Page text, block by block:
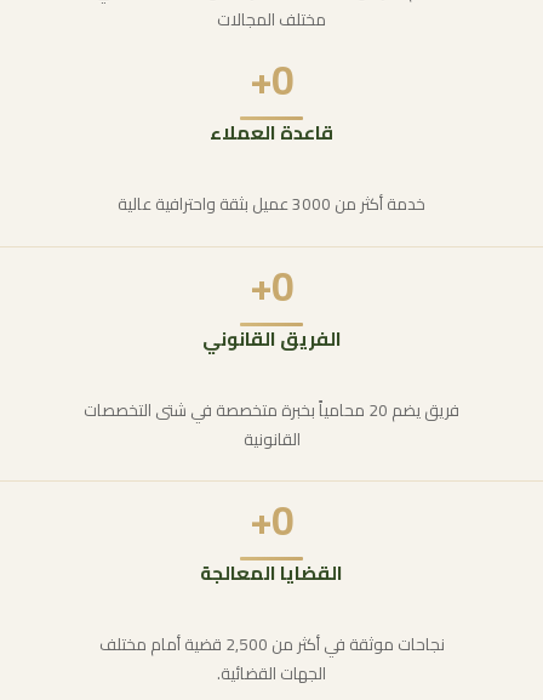
القضايا المعالجة
0
+
نجاحات موثقة في أكثر من 2,500 قضية أمام مختلف
الجهات القضائية.
الفريق القانوني
0
+
فريق يضم 20 محامياً بخبرة متخصصة في شتى التخصصات
القانونية
قاعدة العملاء
0
+
خدمة أكثر من 3000 عميل بثقة واحترافية عالية
مختلف المجالات